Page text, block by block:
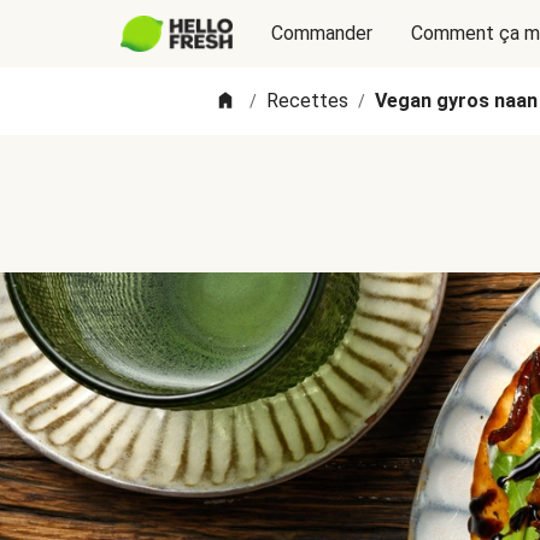
Commander Comment ça
/ Recettes / Vegan gyros